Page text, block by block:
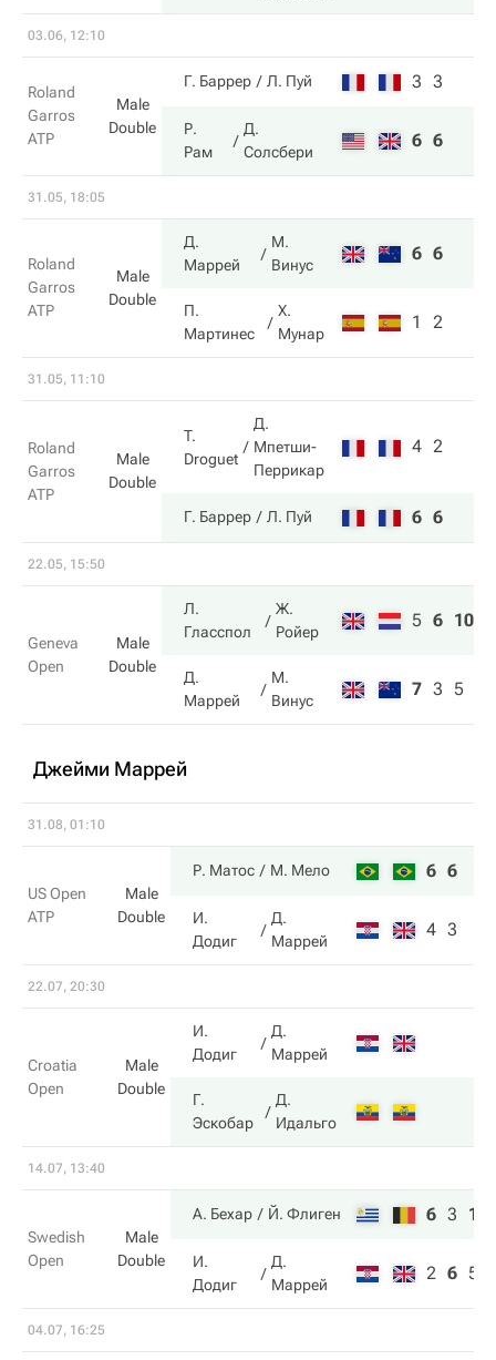
03.06, 12:10
Roland
Garros
ATP
Male
Double
Г. Баррер Л. Пуй 3 3
Р.
Рам
Д.
Солсбери
6 6
31.05, 18:05
Roland
Garros
ATP
Male
Double
Д.
Маррей
М.
Винус
6 6
П.
Мартинес
Х.
Мунар
1 2
31.05, 11:10
Roland
Garros
ATP
Male
Double
T.
Droguet
Д.
Мпетши-
Перрикар
4 2
Г. Баррер Л. Пуй 6 6
22.05, 15:50
Geneva
Open
Male
Double
Л.
Гласспол
Ж.
Ройер
5 6 10
Д.
Маррей
М.
Винус
7 3 5
Джейми Маррей
31.08, 01:10
US Open
ATP
Male
Double
Р. Матос М. Мело 6 6
И.
Додиг
Д.
Маррей
4 3
22.07, 20:30
Croatia
Open
Male
Double
И.
Додиг
Д.
Маррей
Г.
Эскобар
Д.
Идальго
14.07, 13:40
Swedish
Open
Male
Double
А. Бехар Й. Флиген 6 3 10
И.
Додиг
Д.
Маррей
2 6 5
04.07, 16:25